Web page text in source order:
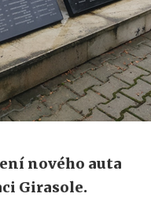
nového auta
Girasole.